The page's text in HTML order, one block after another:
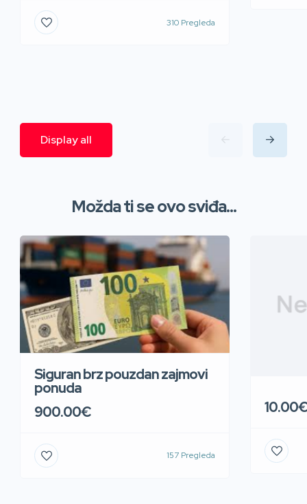
310 Pregleda
Display all
Možda ti se ovo sviđa...
Siguran brz pouzdan zajmovi
ponuda
900.00€
157 Pregleda